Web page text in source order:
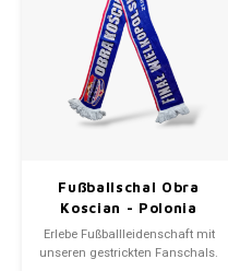
Fußballschal Obra
Koscian - Polonia
Sroda
Erlebe Fußballleidenschaft mit
unseren gestrickten Fanschals.